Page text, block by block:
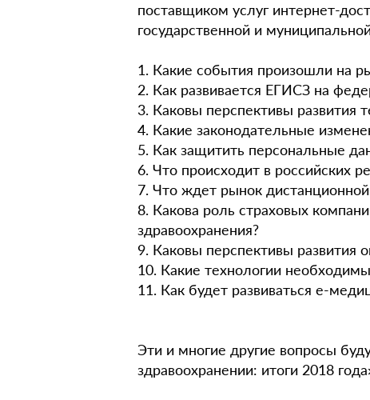
поставщиком услуг интернет-
государственной и
1. Какие события произошли на
2. Как развивается ЕГИСЗ на
3. Каковы перспективы развития
4. Какие законодательные
5. Как защитить персональные
6. Что происходит в российских
7. Что ждет рынок
8. Какова роль страховых
здравоохранения?
9. Каковы перспективы развития
10. Какие технологии
11. Как будет развиваться e-
Эти и многие другие вопросы
здравоохранении: итоги 2018